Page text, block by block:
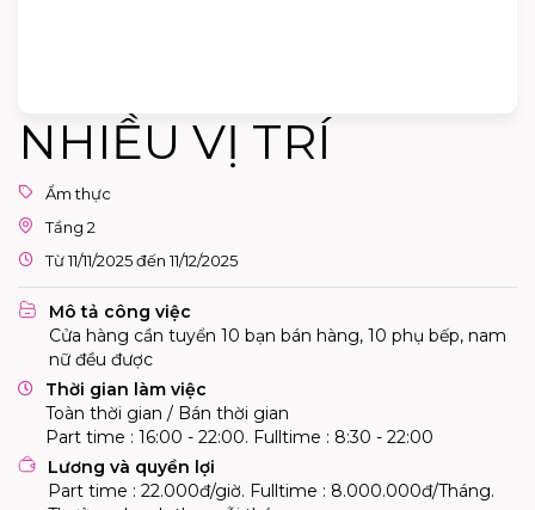
NHIỀU VỊ TRÍ
Ẩm thực
Tầng 2
Từ 11/11/2025 đến 11/12/2025
Mô tả công việc
Cửa hàng cần tuyển 10 bạn bán hàng, 10 phụ bếp, nam
nữ đều được
Thời gian làm việc
Toàn thời gian / Bán thời gian
Part time : 16:00 - 22:00. Fulltime : 8:30 - 22:00
Lương và quyền lợi
Part time : 22.000đ/giờ. Fulltime : 8.000.000đ/Tháng.